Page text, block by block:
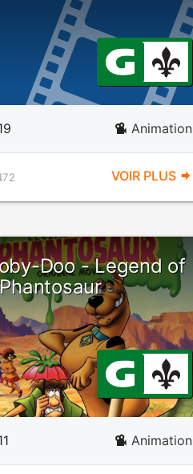
Animation
VOIR PLUS
Doo - Legend of
Animation